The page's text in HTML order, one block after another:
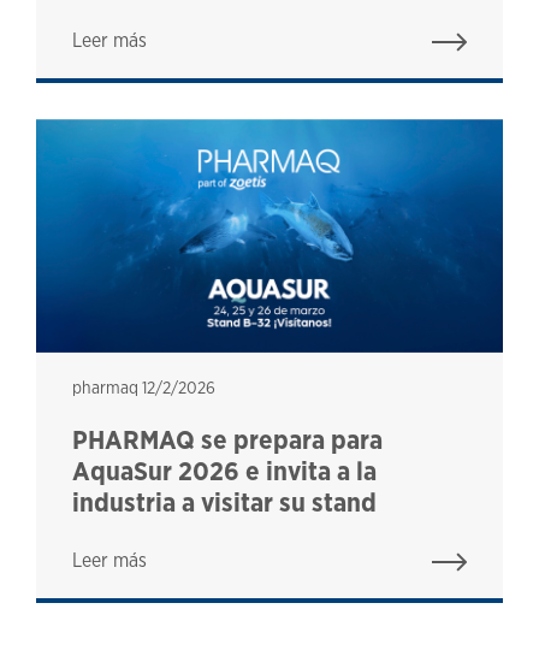
Leer más
pharmaq
pharmaq 12/2/2026
PHARMAQ se prepara para
AquaSur 2026 e invita a la
industria a visitar su stand
Leer más